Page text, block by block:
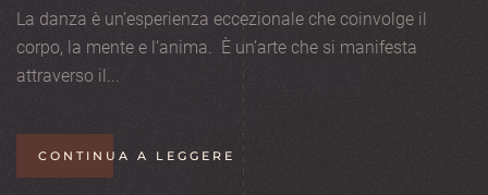
La danza è un’esperienza eccezionale che coinvolge il
corpo, la mente e l’anima. È un’arte che si manifesta
attraverso il...
CONTINUA A LEGGERE